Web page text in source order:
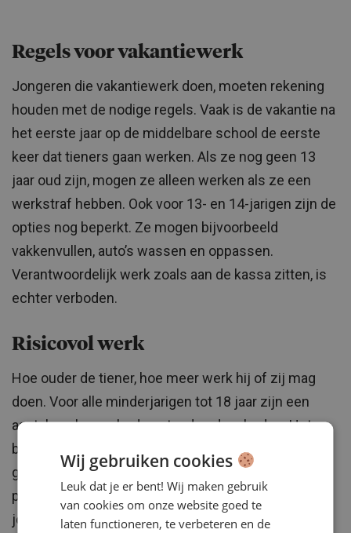
Regels voor vakantiewerk
Jongeren die vakantiewerk doen, moeten rekening
houden met de nodige regels. Vaak is de vakantie na
het eerste jaar op de middelbare school de eerste
keer dat tieners gaan werken. Als ze nog geen 13
jaar oud zijn, mogen ze alleen werken als ze een
werkstraf hebben. Ook voor 13- en 14-jarigen zijn de
opties nog beperkt. Ze mogen bijvoorbeeld
vakkenvullen, auto’s wassen en oppassen.
Verantwoordelijk werk zoals aan de kassa zitten, is
echter verboden.
Risicovol werk
Hoe ouder de tiener, hoe meer werk hij of zij mag
doen. Voor alle minderjarigen tot 18 jaar zijn een
aantal werkzaamheden standaard verboden. Het
betreft dan bijvoorbeeld het werken met giftige of
gevaarlijke stoffen of het werken op lawaaiige
plaatsen met meer dan 85 decibel geluid. Voor
jongeren van 16 en 17 jaar gelden daarnaast
Wij gebruiken cookies
Leuk dat je er bent! Wij maken gebruik
van cookies om onze website goed te
laten functioneren, te verbeteren en de